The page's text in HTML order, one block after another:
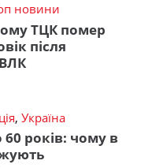
новини
ТЦК помер
після
, Україна
60 років: чому в